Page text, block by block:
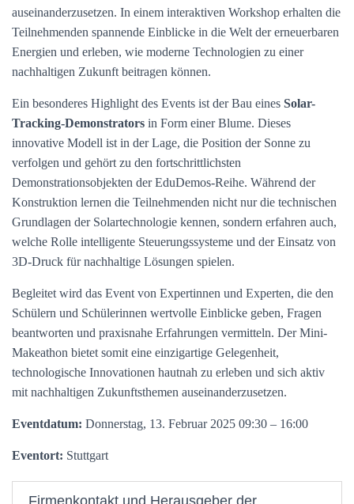
auseinanderzusetzen. In einem interaktiven Workshop erhalten die
Teilnehmenden spannende Einblicke in die Welt der erneuerbaren
Energien und erleben, wie moderne Technologien zu einer
nachhaltigen Zukunft beitragen können.
Ein besonderes Highlight des Events ist der Bau eines Solar-
Tracking-Demonstrators in Form einer Blume. Dieses
innovative Modell ist in der Lage, die Position der Sonne zu
verfolgen und gehört zu den fortschrittlichsten
Demonstrationsobjekten der EduDemos-Reihe. Während der
Konstruktion lernen die Teilnehmenden nicht nur die technischen
Grundlagen der Solartechnologie kennen, sondern erfahren auch,
welche Rolle intelligente Steuerungssysteme und der Einsatz von
3D-Druck für nachhaltige Lösungen spielen.
Begleitet wird das Event von Expertinnen und Experten, die den
Schülern und Schülerinnen wertvolle Einblicke geben, Fragen
beantworten und praxisnahe Erfahrungen vermitteln. Der Mini-
Makeathon bietet somit eine einzigartige Gelegenheit,
technologische Innovationen hautnah zu erleben und sich aktiv
mit nachhaltigen Zukunftsthemen auseinanderzusetzen.
Eventdatum: Donnerstag, 13. Februar 2025 09:30 – 16:00
Eventort: Stuttgart
Firmenkontakt und Herausgeber der